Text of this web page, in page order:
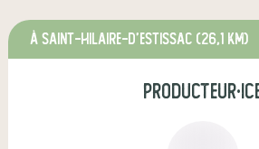
à Saint-Hilaire-d'Estissac (26,1 km)